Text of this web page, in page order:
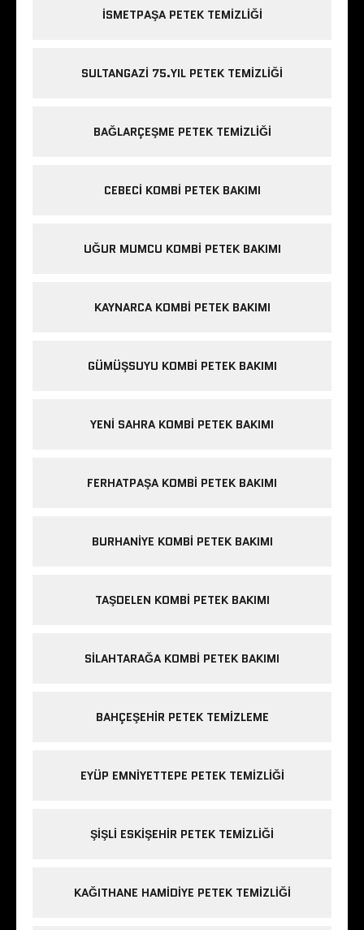
ISMETPAŞA PETEK TEMIZLIĞI
SULTANGAZI 75.YIL PETEK TEMIZLIĞI
BAĞLARÇEŞME PETEK TEMIZLIĞI
CEBECI KOMBI PETEK BAKIMI
UĞUR MUMCU KOMBI PETEK BAKIMI
KAYNARCA KOMBI PETEK BAKIMI
GÜMÜŞSUYU KOMBI PETEK BAKIMI
YENI SAHRA KOMBI PETEK BAKIMI
FERHATPAŞA KOMBI PETEK BAKIMI
BURHANIYE KOMBI PETEK BAKIMI
TAŞDELEN KOMBI PETEK BAKIMI
SILAHTARAĞA KOMBI PETEK BAKIMI
BAHÇEŞEHIR PETEK TEMIZLEME
EYÜP EMNIYETTEPE PETEK TEMIZLIĞI
ŞIŞLI ESKIŞEHIR PETEK TEMIZLIĞI
KAĞITHANE HAMIDIYE PETEK TEMIZLIĞI